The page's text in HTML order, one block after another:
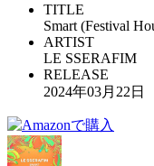
TITLE
Smart (Festival
ARTIST
LE SSERAFIM
RELEASE
2024年03月22日